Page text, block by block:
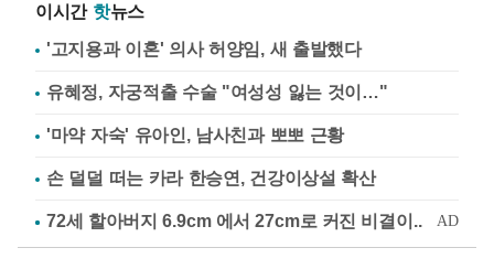
이시간 핫뉴스
'고지용과 이혼' 의사 허양임, 새 출발했다
유혜정, 자궁적출 수술 "여성성 잃는 것이…"
'마약 자숙' 유아인, 남사친과 뽀뽀 근황
손 덜덜 떠는 카라 한승연, 건강이상설 확산